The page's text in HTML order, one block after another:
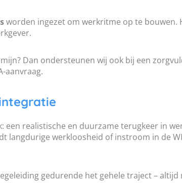
worden ingezet om werkritme op te bouwen.
Dan ondersteunen wij ook bij een
aanvraag.
een realistische en duurzame terugkeer in
langdurige werkloosheid of instroom in de
gedurende het gehele traject – altijd